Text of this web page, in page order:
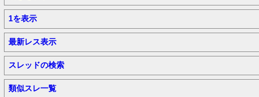
1を表示
最新レス表示
スレッドの検索
類似スレ一覧